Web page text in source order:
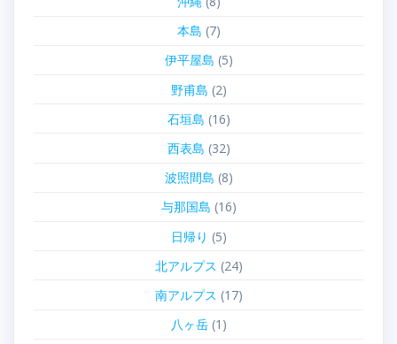
本島 (7)
伊平屋島 (5)
野甫島 (2)
石垣島 (16)
西表島 (32)
波照間島 (8)
与那国島 (16)
日帰り (5)
北アルプス (24)
南アルプス (17)
八ヶ岳(1)